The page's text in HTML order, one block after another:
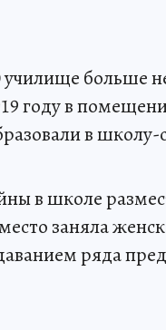
училище больше
году в
в
в школе
заняла
ряда